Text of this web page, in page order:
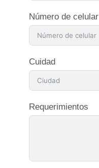
Número de celular
Cuidad
Requerimientos